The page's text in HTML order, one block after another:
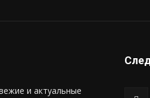
и актуальные